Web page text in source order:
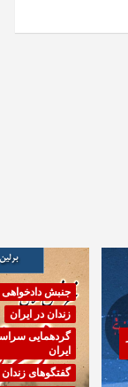
جنبش دادخواهی
زندان در ایران
گردهمایی
ایران
گفتگوهای زندان